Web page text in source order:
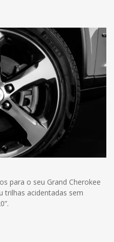
para o seu Grand Cherokee
trilhas acidentadas sem